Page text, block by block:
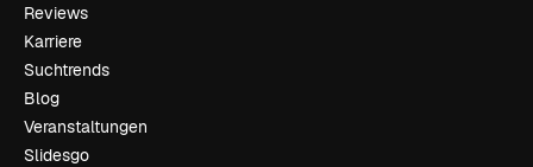
Reviews
Karriere
Suchtrends
Blog
Veranstaltungen
Slidesgo